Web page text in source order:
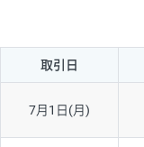
TRY/JPY
取引日
7月1日(月)